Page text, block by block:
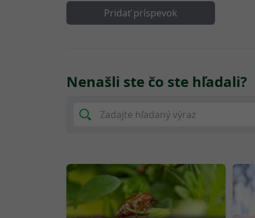
Pridať príspevok
Nenašli ste čo ste hľadali?